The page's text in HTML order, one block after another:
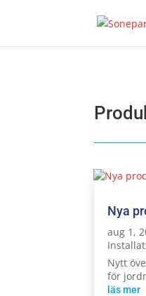
Nya
aug 1,
Nytt
för
läs mer